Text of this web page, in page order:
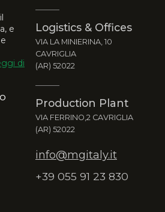
e
di
Logistics & Offices
VIA LA MINIERINA, 10
CAVRIGLIA
(AR) 52022
Production Plant
VIA FERRINO,2 CAVRIGLIA
(AR) 52022
info@mgitaly.it
+39 055 91 23 830